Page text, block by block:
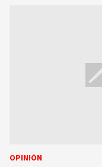
OPINIÓN